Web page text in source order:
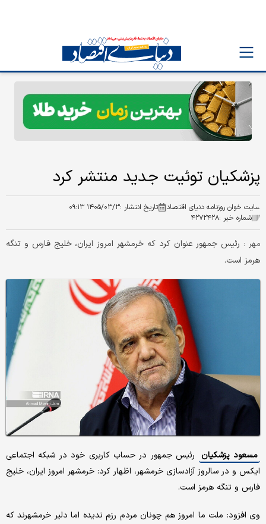
پزشکیان توئیت جدید منتشر کرد
سایت خوان روزنامه دنیای اقتصاد تاریخ انتشار :۱۴۰۵/۰۳/۳ ۰۹:۱۳
شماره خبر :۴۲۷۲۴۲۸
مهر : رئیس جمهور عنوان کرد که خرمشهر امروز ایران، خلیج فارس و تنگه
هرمز است.
مسعود پزشکیان
رئیس جمهور در حساب کاربری خود در شبکه اجتماعی
ایکس و در سالروز آزادسازی خرمشهر، اظهار کرد: خرمشهر امروز ایران، خلیج
فارس و تنگه هرمز است.
وی افزود: ملت ما امروز هم چونان مردم رزم ندیده اما دلیر خرمشهرند که